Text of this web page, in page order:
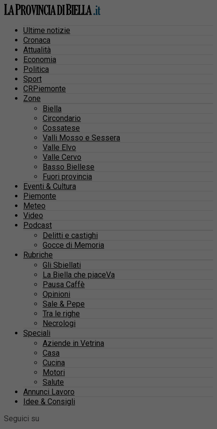
Ultime notizie
Cronaca
Attualità
Economia
Politica
Sport
CRPiemonte
Zone
Biella
Circondario
Cossatese
Valli Mosso e Sessera
Valle Elvo
Valle Cervo
Basso Biellese
Fuori provincia
Eventi & Cultura
Piemonte
Meteo
Video
Podcast
Delitti e castighi
Gocce di Memoria
Rubriche
Gli Sbiellati
La Biella che piaceVa
Pausa Caffè
Opinioni
Sale & Pepe
Tra le righe
Necrologi
Speciali
Aziende in Vetrina
Casa
Cucina
Motori
Salute
Annunci Lavoro
Idee & Consigli
Seguici su